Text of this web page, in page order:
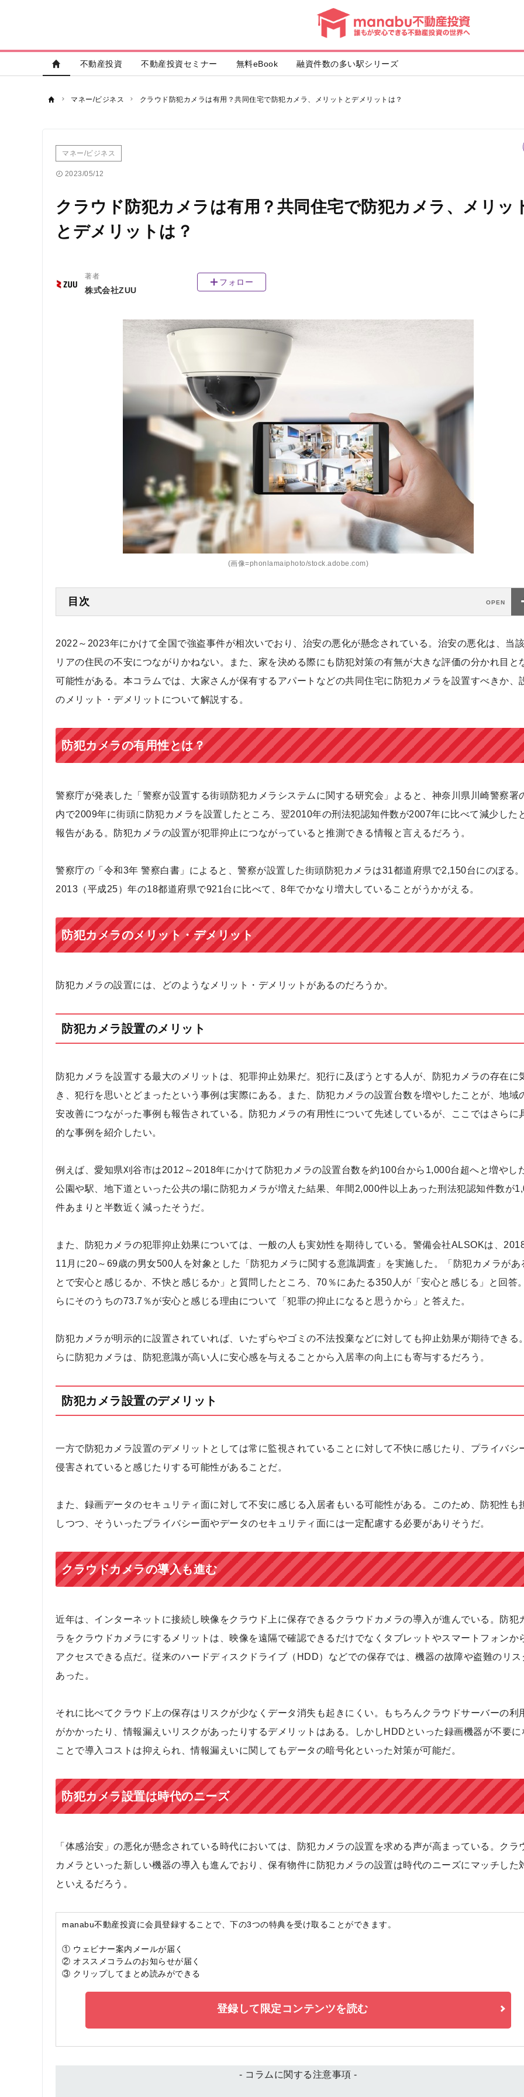
不動産投資 不動産投資セミナー 無料eBook 融資件数の多い駅シリーズ
マネー/ビジネス クラウド防犯カメラは有用？共同住宅で防犯カメラ、メリットとデメリットは？
マネー/ビジネス
2023/05/12
クラウド防犯カメラは有用？共同住宅で防犯カメラ、メリッ
とデメリットは？
著者
株式会社ZUU
フォロー
(画像=phonlamaiphoto/stock.adobe.com)
目次
2022～2023年にかけて全国で強盗事件が相次いでおり、治安の悪化が懸念されている。治安の悪化は、当
リアの住民の不安につながりかねない。また、家を決める際にも防犯対策の有無が大きな評価の分かれ目と
可能性がある。本コラムでは、大家さんが保有するアパートなどの共同住宅に防犯カメラを設置すべきか、
のメリット・デメリットについて解説する。
防犯カメラの有用性とは？
警察庁が発表した「警察が設置する街頭防犯カメラシステムに関する研究会」よると、神奈川県川崎警察署
内で2009年に街頭に防犯カメラを設置したところ、翌2010年の刑法犯認知件数が2007年に比べて減少した
報告がある。防犯カメラの設置が犯罪抑止につながっていると推測できる情報と言えるだろう。
警察庁の「令和3年 警察白書」によると、警察が設置した街頭防犯カメラは31都道府県で2,150台にのぼる。
2013（平成25）年の18都道府県で921台に比べて、8年でかなり増大していることがうかがえる。
防犯カメラのメリット・デメリット
防犯カメラの設置には、どのようなメリット・デメリットがあるのだろうか。
防犯カメラ設置のメリット
防犯カメラを設置する最大のメリットは、犯罪抑止効果だ。犯行に及ぼうとする人が、防犯カメラの存在に
き、犯行を思いとどまったという事例は実際にある。また、防犯カメラの設置台数を増やしたことが、地域
安改善につながった事例も報告されている。防犯カメラの有用性について先述しているが、ここではさらに
的な事例を紹介したい。
例えば、愛知県刈谷市は2012～2018年にかけて防犯カメラの設置台数を約100台から1,000台超へと増やし
公園や駅、地下道といった公共の場に防犯カメラが増えた結果、年間2,000件以上あった刑法犯認知件数が
件あまりと半数近く減ったそうだ。
また、防犯カメラの犯罪抑止効果については、一般の人も実効性を期待している。警備会社ALSOKは、
11月に20～69歳の男女500人を対象とした「防犯カメラに関する意識調査」を実施した。「防犯カメラがあ
とで安心と感じるか、不快と感じるか」と質問したところ、70％にあたる350人が「安心と感じる」と回答
らにそのうちの73.7％が安心と感じる理由について「犯罪の抑止になると思うから」と答えた。
防犯カメラが明示的に設置されていれば、いたずらやゴミの不法投棄などに対しても抑止効果が期待できる
らに防犯カメラは、防犯意識が高い人に安心感を与えることから入居率の向上にも寄与するだろう。
防犯カメラ設置のデメリット
一方で防犯カメラ設置のデメリットとしては常に監視されていることに対して不快に感じたり、プライバシ
侵害されていると感じたりする可能性があることだ。
また、録画データのセキュリティ面に対して不安に感じる入居者もいる可能性がある。このため、防犯性も
しつつ、そういったプライバシー面やデータのセキュリティ面には一定配慮する必要がありそうだ。
クラウドカメラの導入も進む
近年は、インターネットに接続し映像をクラウド上に保存できるクラウドカメラの導入が進んでいる。防犯
ラをクラウドカメラにするメリットは、映像を遠隔で確認できるだけでなくタブレットやスマートフォンか
アクセスできる点だ。従来のハードディスクドライブ（HDD）などでの保存では、機器の故障や盗難のリス
あった。
それに比べてクラウド上の保存はリスクが少なくデータ消失も起きにくい。もちろんクラウドサーバーの利
がかかったり、情報漏えいリスクがあったりするデメリットはある。しかしHDDといった録画機器が不要に
ことで導入コストは抑えられ、情報漏えいに関してもデータの暗号化といった対策が可能だ。
防犯カメラ設置は時代のニーズ
「体感治安」の悪化が懸念されている時代においては、防犯カメラの設置を求める声が高まっている。クラ
カメラといった新しい機器の導入も進んでおり、保有物件に防犯カメラの設置は時代のニーズにマッチした
といえるだろう。
manabu不動産投資に会員登録することで、下の3つの特典を受け取ることができます。
① ウェビナー案内メールが届く
② オススメコラムのお知らせが届く
③ クリップしてまとめ読みができる
登録して限定コンテンツを読む
- コラムに関する注意事項 -